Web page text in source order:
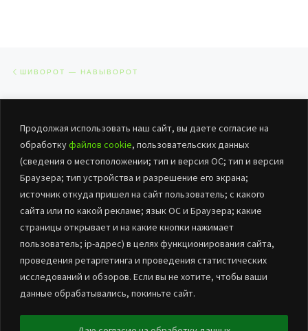
Продолжая использовать наш сайт, вы даете согласие на
обработкуфайлов cookie, пользовательских данных
(сведения о местоположении; тип и версия ОС; тип и версия
Браузера; тип устройства и разрешение его экрана;
источник откуда пришел на сайт пользователь; с какого
сайта или по какой рекламе; язык ОС и Браузера; какие
страницы открывает и на какие кнопки нажимает
пользователь; ip-адрес) в целях функционирования сайта,
проведения ретаргетинга и проведения статистических
исследований и обзоров. Если вы не хотите, чтобы ваши
данные обрабатывались, покиньте сайт.
ШИВОРОТ — НАВЫВОРОТ
ОБРАТНО К СПИСКУ ЗАПИСЕЙ
У ЗДОРОВЬЯ ЕСТЬ ДРУЗЬЯ
БУК «ЦНТиД Марьяновского района»
– Все права